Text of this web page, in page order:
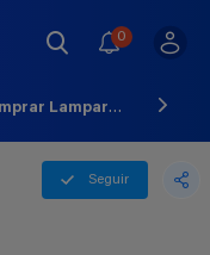
0
Descuentos, códigos y cupones para comprar Lampara - Agosto - 2026
Seguir